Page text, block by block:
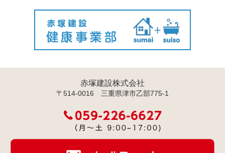
赤塚建設株式会社
〒514-0016 三重県津市乙部775-1